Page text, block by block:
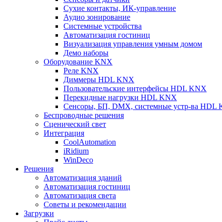
Сухие контакты, ИК-управление
Аудио зонирование
Системные устройства
Автоматизация гостиниц
Визуализация управления умным домом
Демо наборы
Оборудование KNX
Реле KNX
Диммеры HDL KNX
Пользовательские интерфейсы HDL KNX
Перекидные нагрузки HDL KNX
Сенсоры, БП, DMX, системные устр-ва HDL
Беспроводные решения
Сценический свет
Интеграция
CoolAutomation
iRidium
WinDeco
Решения
Автоматизация зданий
Автоматизация гостиниц
Автоматизация света
Советы и рекомендации
Загрузки